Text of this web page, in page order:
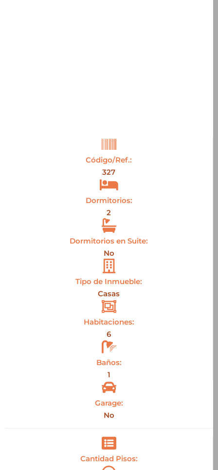
Código/Ref.:
327
Dormitorios:
2
Dormitorios en Suite:
No
Tipo de Inmueble:
Casas
Habitaciones:
6
Baños:
1
Garage:
No
Cantidad Pisos: